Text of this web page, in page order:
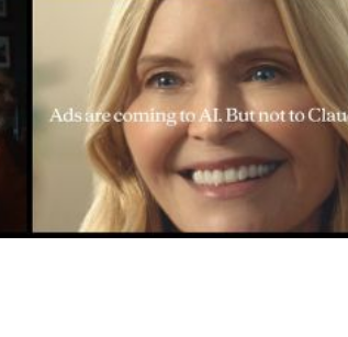
RICERCHE
PREVISIONI/
NORMATIVE
TREND